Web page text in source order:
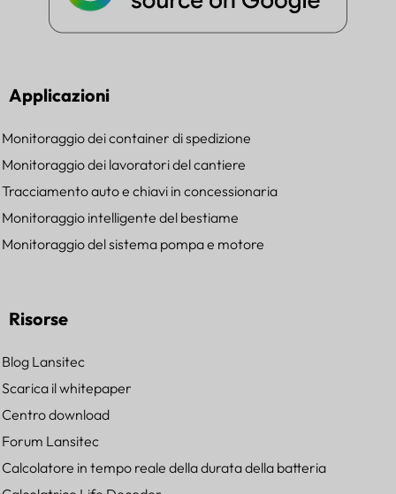
Applicazioni
Monitoraggio dei container di spedizione
Monitoraggio dei lavoratori del cantiere
Tracciamento auto e chiavi in concessionaria
Monitoraggio intelligente del bestiame
Monitoraggio del sistema pompa e motore
Risorse
Blog Lansitec
Scarica il whitepaper
Centro download
Forum Lansitec
Calcolatore in tempo reale della durata della batteria